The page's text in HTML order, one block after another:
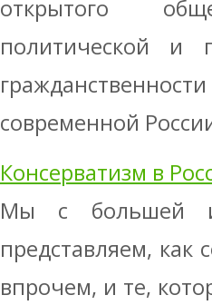
открытого
политической и
современной
Консерватизм в
Мы с большей
представляем, как
впрочем, и те,